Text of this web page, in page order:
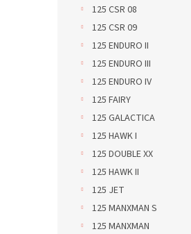
125 CSR 08
125 CSR 09
125 ENDURO II
125 ENDURO III
125 ENDURO IV
125 FAIRY
125 GALACTICA
125 HAWK I
125 DOUBLE XX
125 HAWK II
125 JET
125 MANXMAN S
125 MANXMAN